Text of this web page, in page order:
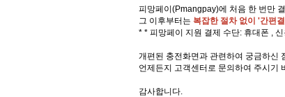
피망페이(Pmangpay)에 처음 한 번만
그 이후부터는 복잡한 절차 없이 '간편
* * 피망페이 지원 결제 수단: 휴대폰 ,
개편된 충전화면과 관련하여 궁금하신
언제든지 고객센터로 문의하여 주시기
감사합니다.